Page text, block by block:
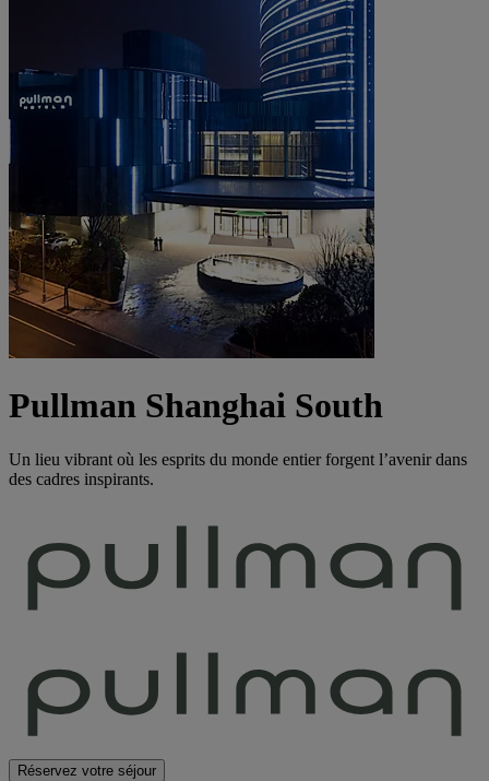
Pullman Shanghai South
Un lieu vibrant où les esprits du monde entier forgent l’avenir dans
des cadres inspirants.
Réservez votre séjour